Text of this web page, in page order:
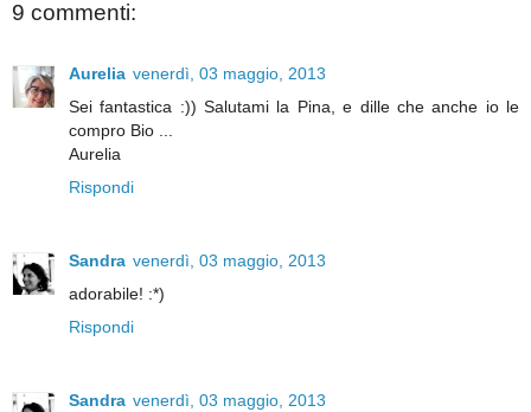
9 commenti:
Aurelia venerdì, 03 maggio, 2013
Sei fantastica :)) Salutami la Pina, e dille che anche io le
compro Bio ...
Aurelia
Rispondi
Sandra venerdì, 03 maggio, 2013
adorabile! :*)
Rispondi
Sandra venerdì, 03 maggio, 2013